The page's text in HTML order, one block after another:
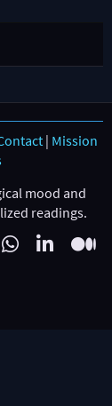
| Mission
mood and
readings.